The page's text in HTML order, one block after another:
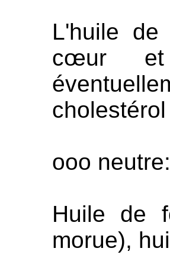
L'huile
cœur et
ooo neutre:
Huile de
morue),